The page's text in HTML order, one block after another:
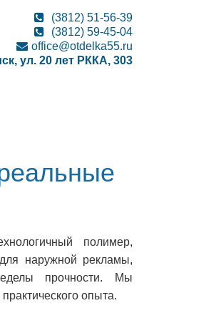
(3812) 51-56-39
(3812) 59-45-04
office@otdelka55.ru
ул. 20 лет РККА, 303
полимер,
наружной рекламы,
прочности. Мы
опыта.